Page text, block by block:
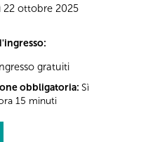
22 ottobre 2025
gratuiti
obbligatoria: Sì
15 minuti